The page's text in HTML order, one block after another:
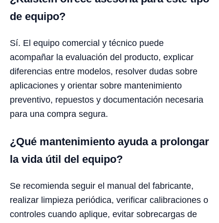
de equipo?
Sí. El equipo comercial y técnico puede
acompañar la evaluación del producto, explicar
diferencias entre modelos, resolver dudas sobre
aplicaciones y orientar sobre mantenimiento
preventivo, repuestos y documentación necesaria
para una compra segura.
¿Qué mantenimiento ayuda a prolongar
la vida útil del equipo?
Se recomienda seguir el manual del fabricante,
realizar limpieza periódica, verificar calibraciones o
controles cuando aplique, evitar sobrecargas de